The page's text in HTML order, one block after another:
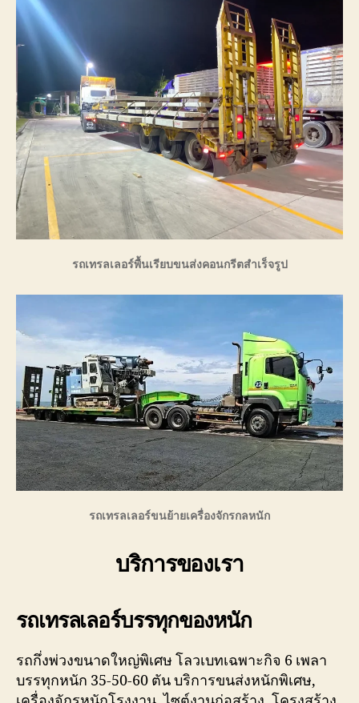
รถเทรลเลอร์พื้นเรียบขนส่งคอนกรีตสำเร็จรูป
รถเทรลเลอร์ขนย้ายเครื่องจักรกลหนัก
บริการของเรา
รถเทรลเลอร์บรรทุกของหนัก
รถกึ่งพ่วงขนาดใหญ่พิเศษ โลวเบทเฉพาะกิจ 6 เพลา
บรรทุกหนัก 35-50-60 ตัน บริการขนส่งหนักพิเศษ,